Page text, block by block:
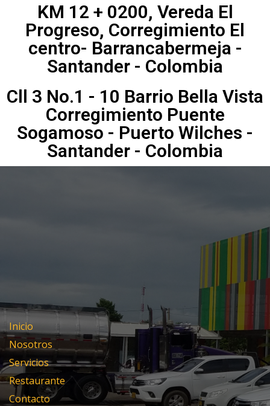
KM 12 + 0200, Vereda El
Progreso, Corregimiento El
centro- Barrancabermeja -
Santander - Colombia
Cll 3 No.1 - 10 Barrio Bella Vista
Corregimiento Puente
Sogamoso - Puerto Wilches -
Santander - Colombia
Inicio
Nosotros
Servicios
Restaurante
Contacto